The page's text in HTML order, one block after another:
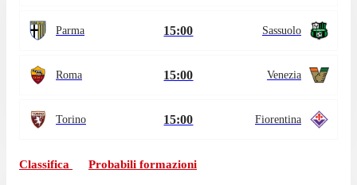
Parma 15:00 Sassuolo
Roma 15:00 Venezia
Torino 15:00 Fiorentina
Classifica Probabili formazioni